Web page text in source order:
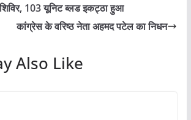
103 यूनिट ब्लड इकट्ठा हुआ
कांग्रेस के वरिष्ठ नेता अहमद पटेल का निधन
Also Like